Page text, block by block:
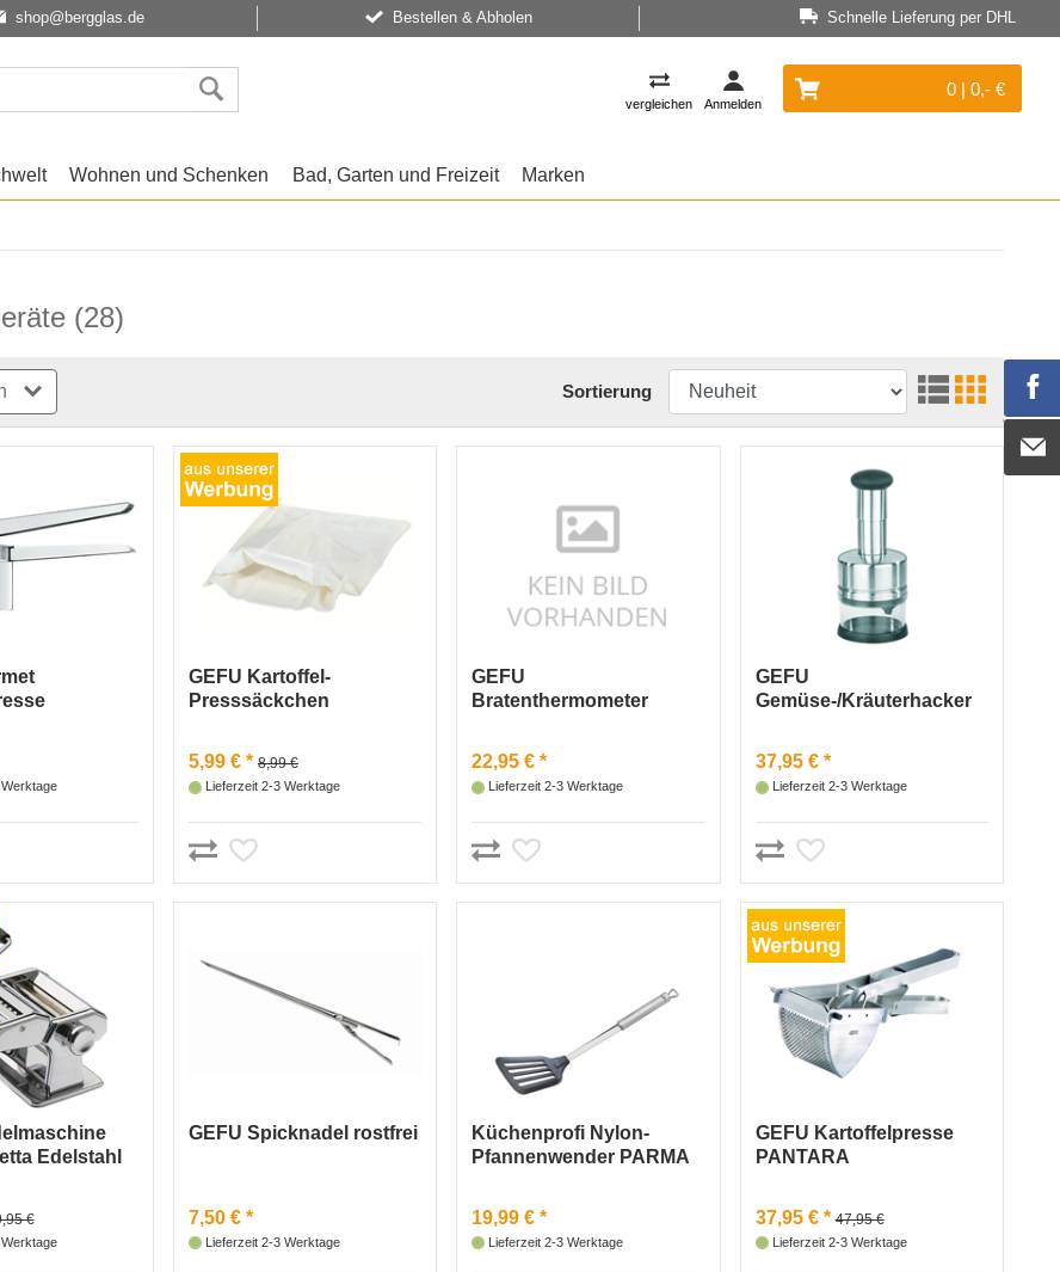
shop@bergglas.de Bestellen & Abholen Schnelle Lieferung per DHL
vergleichen Anmelden
0 | 0,- €
Wohnen und Schenken Bad, Garten und Freizeit Marken
(28)
Sortierung
GEFU Kartoffel-
Presssäckchen
5,99 € * 8,99 €
Lieferzeit 2-3 Werktage
GEFU
Bratenthermometer
22,95 € *
Lieferzeit 2-3 Werktage
GEFU
Gemüse-/Kräuterhacker
37,95 € *
Lieferzeit 2-3 Werktage
Edelstahl
€
GEFU Spicknadel rostfrei
7,50 € *
Lieferzeit 2-3 Werktage
Küchenprofi Nylon-
Pfannenwender PARMA
19,99 € *
Lieferzeit 2-3 Werktage
GEFU Kartoffelpresse
PANTARA
37,95 € * 47,95 €
Lieferzeit 2-3 Werktage